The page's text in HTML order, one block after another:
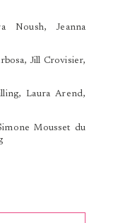
Noush, Jeanna
Jill Crovisier,
Laura Arend,
Mousset du